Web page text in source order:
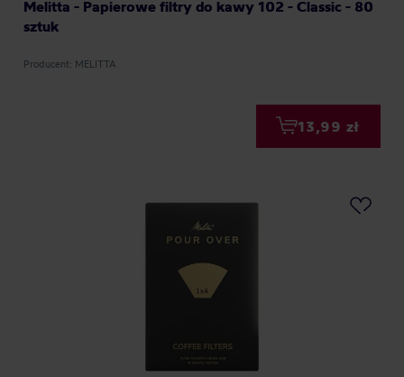
Melitta - Papierowe filtry do kawy 102 - Classic - 80
sztuk
Producent: MELITTA
13,99 zł